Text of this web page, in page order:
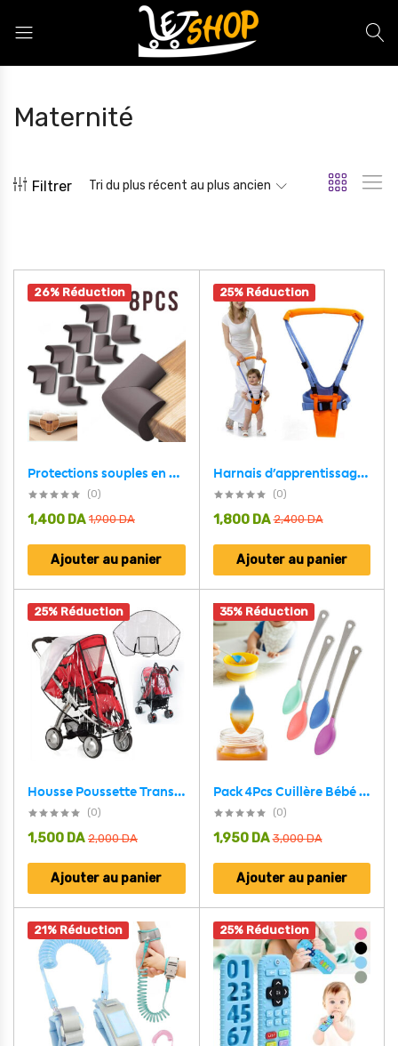
Maternité
Filtrer Tri du plus récent au plus ancien
26% Réduction
Protections souples en mousse pour les bords et les angles des meubles 8pcs – طقم حماية الأطفال
(0)
1,900DA
1,400 DA
Ajouter au panier
25% Réduction
Harnais d’apprentissage de marche pour bébé
(0)
2,400DA
1,800 DA
Ajouter au panier
25% Réduction
Housse Poussette Transparente et Imperméable Taille Standard – غطاء عربة الأطفال
(0)
2,000DA
1,500 DA
Ajouter au panier
35% Réduction
Pack 4Pcs Cuillère Bébé White Hot Thermosensible – طقم ملاعق لتغذية الأطفال مستشعرة للحرارة
(0)
3,000DA
1,950 DA
Ajouter au panier
21% Réduction 25% Réduction